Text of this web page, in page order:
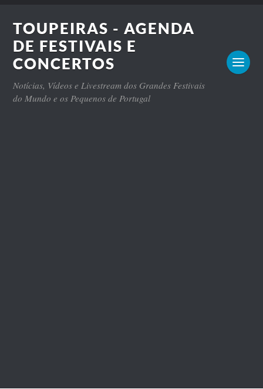
TOUPEIRAS - AGENDA
DE FESTIVAIS E
CONCERTOS
Notícias, Vídeos e Livestream dos Grandes Festivais
do Mundo e os Pequenos de Portugal